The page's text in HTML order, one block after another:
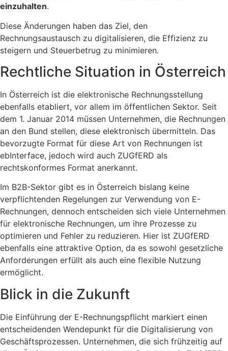
einzuhalten.
Diese Änderungen haben das Ziel, den
Rechnungsaustausch zu digitalisieren, die Effizienz zu
steigern und Steuerbetrug zu minimieren.
Rechtliche Situation in Österreich
In Österreich ist die elektronische Rechnungsstellung
ebenfalls etabliert, vor allem im öffentlichen Sektor. Seit
dem 1. Januar 2014 müssen Unternehmen, die Rechnungen
an den Bund stellen, diese elektronisch übermitteln. Das
bevorzugte Format für diese Art von Rechnungen ist
ebInterface, jedoch wird auch ZUGfERD als
rechtskonformes Format anerkannt.
Im B2B-Sektor gibt es in Österreich bislang keine
verpflichtenden Regelungen zur Verwendung von E-
Rechnungen, dennoch entscheiden sich viele Unternehmen
für elektronische Rechnungen, um ihre Prozesse zu
optimieren und Fehler zu reduzieren. Hier ist ZUGfERD
ebenfalls eine attraktive Option, da es sowohl gesetzliche
Anforderungen erfüllt als auch eine flexible Nutzung
ermöglicht.
Blick in die Zukunft
Die Einführung der E-Rechnungspflicht markiert einen
entscheidenden Wendepunkt für die Digitalisierung von
Geschäftsprozessen. Unternehmen, die sich frühzeitig auf